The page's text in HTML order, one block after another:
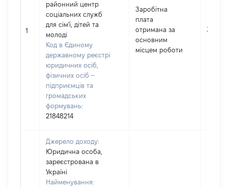
1
районний центр
соціальних служб
для сім'ї, дітей та
молоді
Код в Єдиному
державному реєстрі
юридичних осіб,
фізичних осіб –
підприємців та
громадських
формувань:
21848214
Заробітна
плата
отримана за
основним
місцем роботи
31706
Джерело доходу:
Юридична особа,
зареєстрована в
Україні
Найменування: